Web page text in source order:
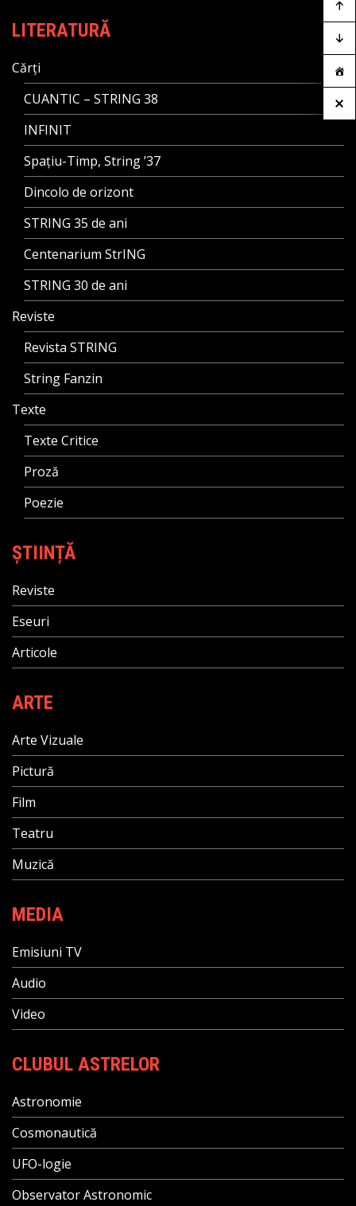
LITERATURĂ
Cărți
CUANTIC – STRING 38
INFINIT
Spațiu-Timp, String ’37
Dincolo de orizont
STRING 35 de ani
Centenarium StrING
STRING 30 de ani
Reviste
Revista STRING
String Fanzin
Texte
Texte Critice
Proză
Poezie
ȘTIINȚĂ
Reviste
Eseuri
Articole
ARTE
Arte Vizuale
Pictură
Film
Teatru
Muzică
MEDIA
Emisiuni TV
Audio
Video
CLUBUL ASTRELOR
Astronomie
Cosmonautică
UFO-logie
Observator Astronomic